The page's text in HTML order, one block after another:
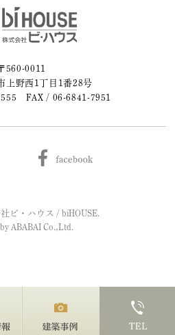
560-0011
上野西1丁目1番28号
FAX / 06-6841-7951
ビ・ハウス / biHOUSE.
ABABAI Co.,Ltd.